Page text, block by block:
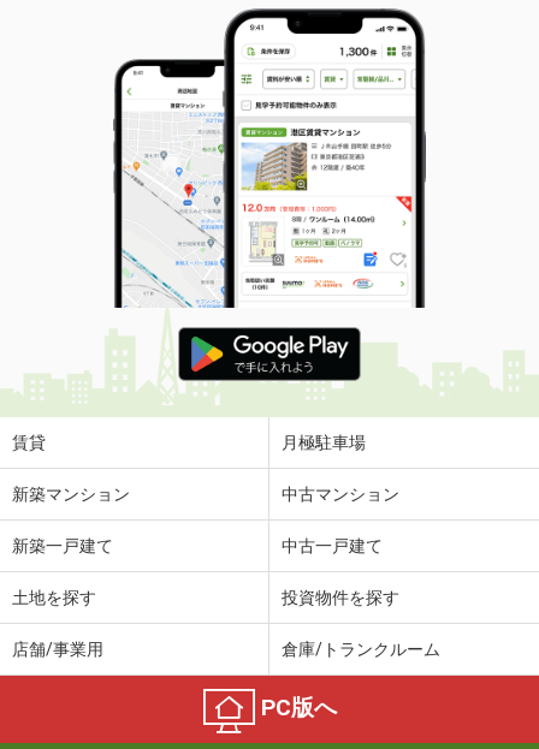
賃貸 月極駐車場
新築マンション 中古マンション
新築一戸建て 中古一戸建て
土地を探す 投資物件を探す
店舗/事業用 倉庫/トランクルーム
PC版へ